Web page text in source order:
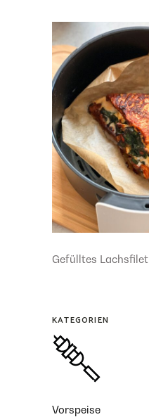
Gefülltes Lachsfilet
KATEGORIEN
Vorspeise